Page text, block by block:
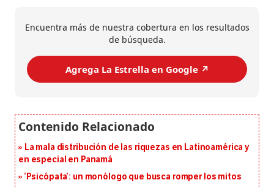
Encuentra más de nuestra cobertura en los resultados
de búsqueda.
Agrega La Estrella en Google ↗️
La mala distribución de las riquezas en Latinoamérica y
en especial en Panamá
‘Psicópata’: un monólogo que busca romper los mitos